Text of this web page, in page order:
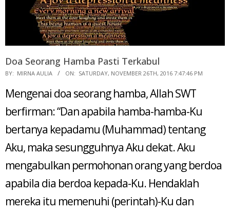
Doa Seorang Hamba Pasti Terkabul
2016-
26
BY: MIRNA AULIA ON: SATURDAY, NOVEMBER 26TH, 2016 7:47:46 PM
Mengenai doa seorang hamba, Allah SWT
berfirman: “Dan apabila hamba-hamba-Ku
bertanya kepadamu (Muhammad) tentang
Aku, maka sesungguhnya Aku dekat. Aku
mengabulkan permohonan orang yang berdoa
apabila dia berdoa kepada-Ku. Hendaklah
mereka itu memenuhi (perintah)-Ku dan